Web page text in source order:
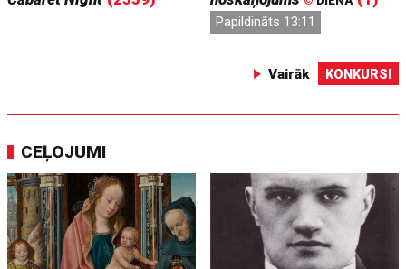
Papildināts 13:11
Vairāk KONKURSI
CEĻOJUMI